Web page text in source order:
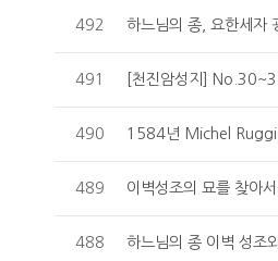
492 하느님의 종, 요한세자
491 [천진암성지]
490
489 이벽성조의 묘를 찾아
488 하느님의 종 이벽 성조